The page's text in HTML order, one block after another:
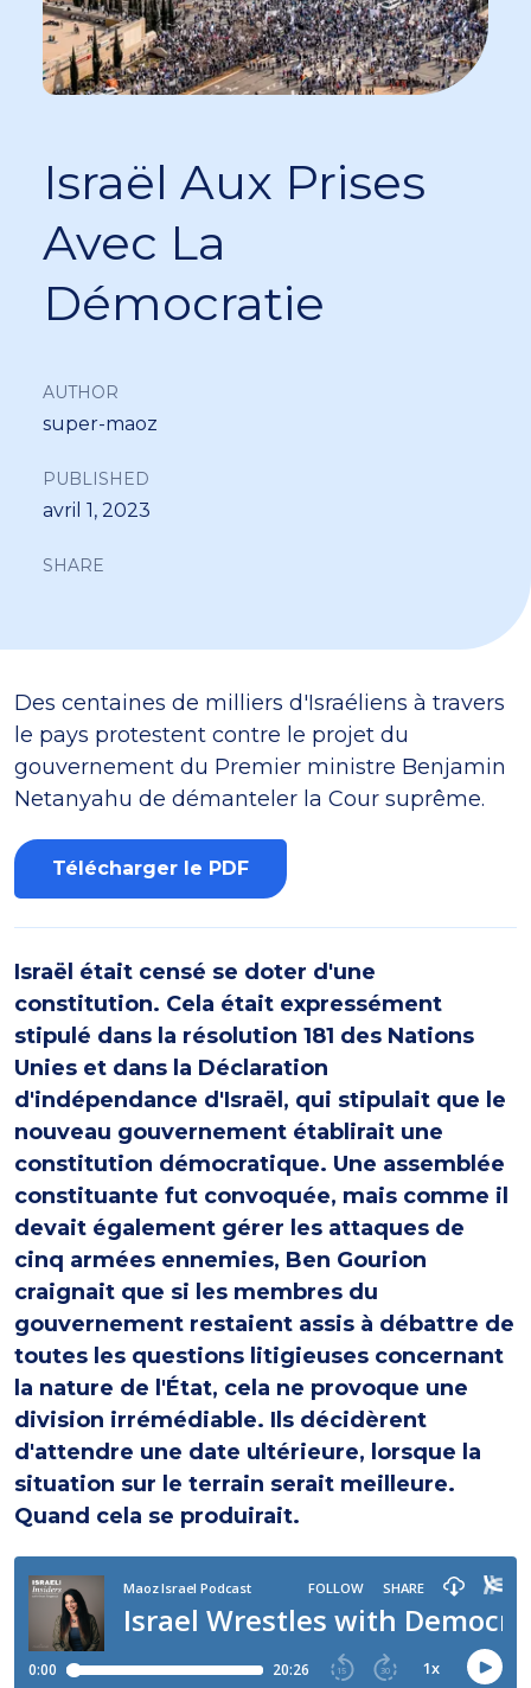
Israël Aux Prises
Avec La
Démocratie
AUTHOR
super-maoz
PUBLISHED
avril 1, 2023
SHARE
Des centaines de milliers d'Israéliens à travers
le pays protestent contre le projet du
gouvernement du Premier ministre Benjamin
Netanyahu de démanteler la Cour suprême.
Télécharger le PDF
Israël était censé se doter d'une
constitution. Cela était expressément
stipulé dans la résolution 181 des Nations
Unies et dans la Déclaration
d'indépendance d'Israël, qui stipulait que le
nouveau gouvernement établirait une
constitution démocratique. Une assemblée
constituante fut convoquée, mais comme il
devait également gérer les attaques de
cinq armées ennemies, Ben Gourion
craignait que si les membres du
gouvernement restaient assis à débattre de
toutes les questions litigieuses concernant
la nature de l'État, cela ne provoque une
division irrémédiable. Ils décidèrent
d'attendre une date ultérieure, lorsque la
situation sur le terrain serait meilleure.
Quand cela se produirait.